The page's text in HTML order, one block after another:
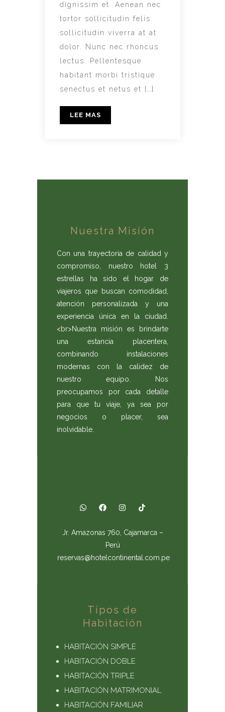
dignissim et. Aenean nec
tortor sollicitudin felis
sollicitudin viverra at at
dolor. Nunc nec rhoncus
lectus. Pellentesque
habitant morbi tristique
senectus et netus et […]
LEE MAS
Nuestra Misión
Con una trayectoria de calidad y
compromiso, nuestro hotel 3
estrellas ha sido el hogar de
viajeros que buscan comodidad,
atención personalizada y una
experiencia única en la ciudad.
<br>Nuestra misión es brindarte
una estancia placentera,
combinando instalaciones
modernas con la calidez de
nuestro equipo. Nos
preocupamos por cada detalle
para que tu viaje, ya sea por
negocios o placer, sea
inolvidable.
Jr. Amazonas 760, Cajamarca –
Perú
reservas@hotelcontinental.com.pe
Tipos de
Habitación
HABITACIÓN SIMPLE
HABITACIÓN DOBLE
HABITACIÓN TRIPLE
HABITACIÓN MATRIMONIAL
HABITACIÓN FAMILIAR